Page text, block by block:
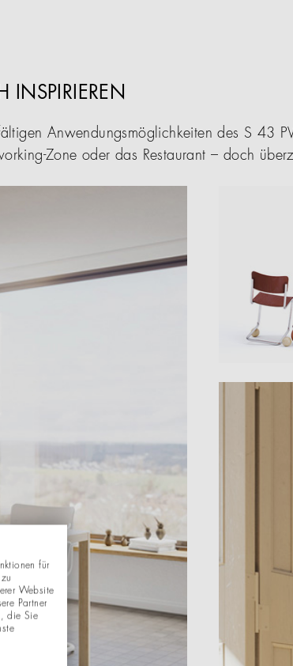
INSPIRIEREN
Anwendungsmöglichkeiten des S 43
Zone oder das Restaurant – doch
für
Website
Partner
die Sie